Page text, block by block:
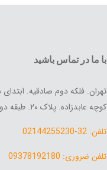
با ما در تماس باشید
تهران. فلکه دوم صادقیه.
کوچه عابدزاده. پلاک ۲۰. طبقه دوم
تلفن: 32-02144255230
تلفن ضروری: 09378192180